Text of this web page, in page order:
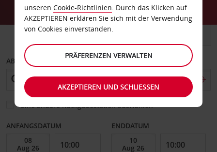
ABHOLEN VON
Eine andere Rückgabestation auswählen
ANFANGSDATUM ENDDATUM
unseren Cookie-Richtlinien. Durch das Klicken auf
AKZEPTIEREN erklären Sie sich mit der Verwendung
von Cookies einverstanden.
PRÄFERENZEN VERWALTEN
AKZEPTIEREN UND SCHLIESSEN